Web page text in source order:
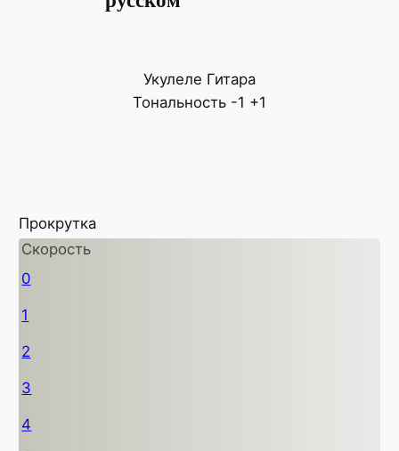
Укулеле Гитара
Тональность -1 +1
Прокрутка
Скорость
0
1
2
3
4